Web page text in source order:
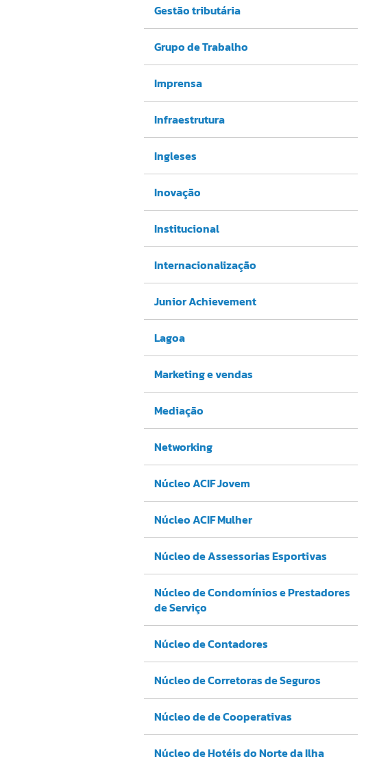
Gestão tributária
Grupo de Trabalho
Imprensa
Infraestrutura
Ingleses
Inovação
Institucional
Internacionalização
Junior Achievement
Lagoa
Marketing e vendas
Mediação
Networking
Núcleo ACIF Jovem
Núcleo ACIF Mulher
Núcleo de Assessorias Esportivas
Núcleo de Condomínios e Prestadores
de Serviço
Núcleo de Contadores
Núcleo de Corretoras de Seguros
Núcleo de de Cooperativas
Núcleo de Hotéis do Norte da Ilha